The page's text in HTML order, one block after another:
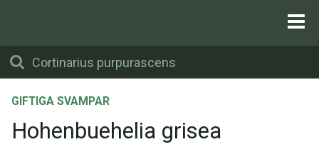
GIFTIGA SVAMPAR
Hohenbuehelia grisea